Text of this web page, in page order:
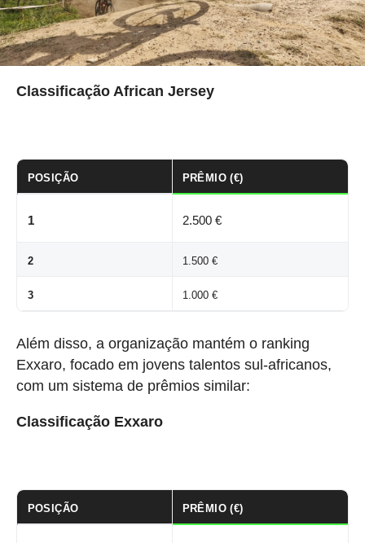
Classificação African Jersey
POSIÇÃO PRÊMIO (€)
1 2.500 €
2 1.500 €
3 1.000 €
Além disso, a organização mantém o ranking
Exxaro, focado em jovens talentos sul-africanos,
com um sistema de prêmios similar:
Classificação Exxaro
POSIÇÃO PRÊMIO (€)